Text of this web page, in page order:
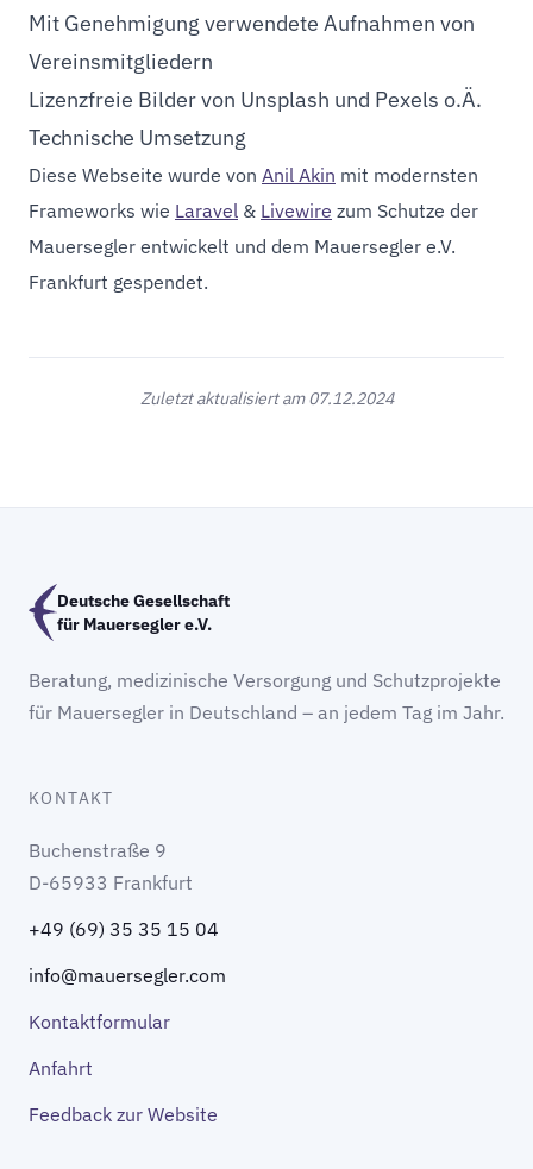
Mit Genehmigung verwendete Aufnahmen von
Vereinsmitgliedern
Lizenzfreie Bilder von Unsplash und Pexels o.Ä.
Technische Umsetzung
Diese Webseite wurde von Anil Akin mit modernsten
Frameworks wie Laravel & Livewire zum Schutze der
Mauersegler entwickelt und dem Mauersegler e.V.
Frankfurt gespendet.
Zuletzt aktualisiert am 07.12.2024
Deutsche Gesellschaft
für Mauersegler e.V.
Beratung, medizinische Versorgung und Schutzprojekte
für Mauersegler in Deutschland – an jedem Tag im Jahr.
KONTAKT
Buchenstraße 9
D-65933 Frankfurt
+49 (69) 35 35 15 04
info@mauersegler.com
Kontaktformular
Anfahrt
Feedback zur Website